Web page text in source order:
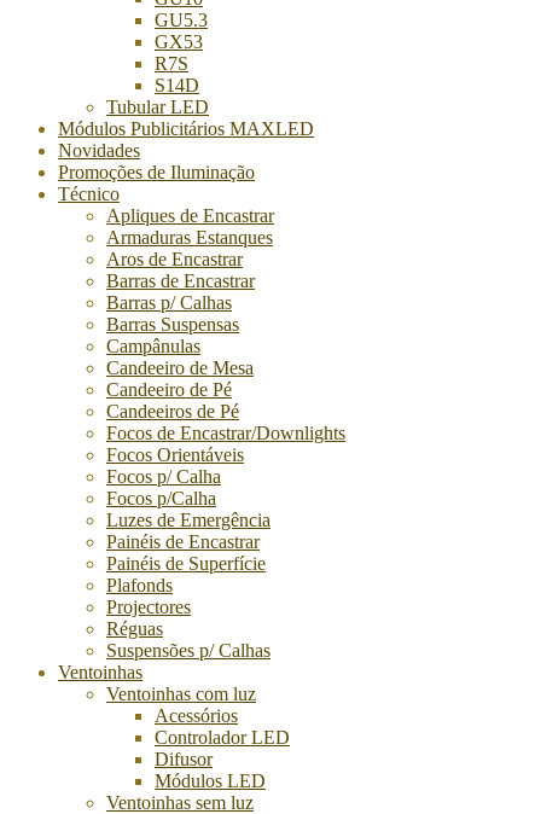
GU5.3
GX53
R7S
S14D
Tubular LED
Módulos Publicitários MAXLED
Novidades
Promoções de Iluminação
Técnico
Apliques de Encastrar
Armaduras Estanques
Aros de Encastrar
Barras de Encastrar
Barras p/ Calhas
Barras Suspensas
Campânulas
Candeeiro de Mesa
Candeeiro de Pé
Candeeiros de Pé
Focos de Encastrar/Downlights
Focos Orientáveis
Focos p/ Calha
Focos p/Calha
Luzes de Emergência
Painéis de Encastrar
Painéis de Superfície
Plafonds
Projectores
Réguas
Suspensões p/ Calhas
Ventoinhas
Ventoinhas com luz
Acessórios
Controlador LED
Difusor
Módulos LED
Ventoinhas sem luz